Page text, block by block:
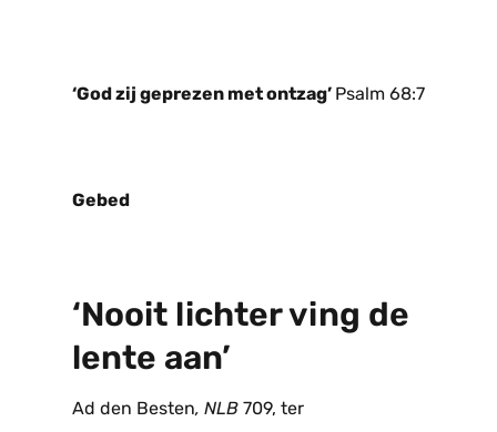
‘God zij geprezen met ontzag’ Psalm 68:7
Gebed
‘Nooit lichter ving de
lente aan’
Ad den Besten, NLB 709, ter